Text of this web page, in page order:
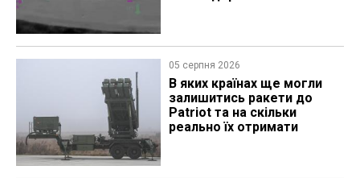
05 серпня 2026
В яких країнах ще могли
залишитись ракети до
Patriot та на скільки
реально їх отримати